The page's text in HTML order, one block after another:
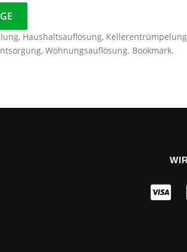
Haushaltsauflösung,
Wohnungsauflösung. Bookmark.